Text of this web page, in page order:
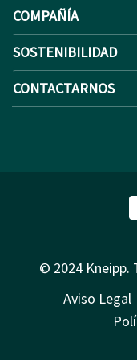
COMPAÑÍA
SOSTENIBILIDAD
CONTACTARNOS
© 2024 Kneipp.
Aviso Legal